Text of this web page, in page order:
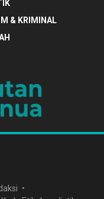
& KRIMINAL